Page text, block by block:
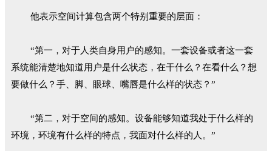
他表示空间计算包含两个特别重要的层面：
“第一，对于人类自身用户的感知。一套设备或者这一套
系统能清楚地知道用户是什么状态，在干什么？ 在看什么？ 想
要做什么？ 手、脚、眼球、嘴唇是什么样的状态？ ”
“第二，对于空间的感知。设备能够知道我处于什么样的
环境，环境有什么样的特点， 我面对什么样的人。 ”